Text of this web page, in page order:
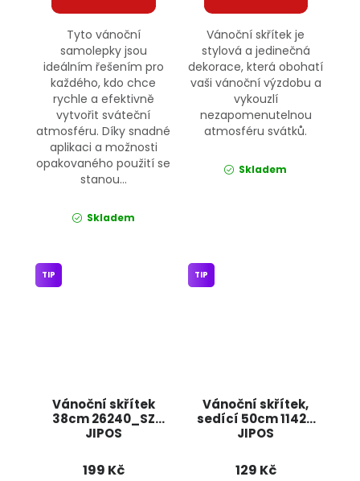
Tyto vánoční
samolepky jsou
ideálním řešením pro
každého, kdo chce
rychle a efektivně
vytvořit sváteční
atmosféru. Díky snadné
aplikaci a možnosti
opakovaného použití se
stanou...
Skladem
Vánoční skřítek je
stylová a jedinečná
dekorace, která obohatí
vaši vánoční výzdobu a
vykouzlí
nezapomenutelnou
atmosféru svátků.
Skladem
Vánoční skřítek
38cm 26240_SZ
JIPOS
TIP
199 Kč
Vánoční skřítek,
sedící 50cm 11426
JIPOS
TIP
129 Kč